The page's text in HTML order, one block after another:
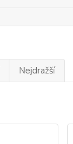
Nejdražší